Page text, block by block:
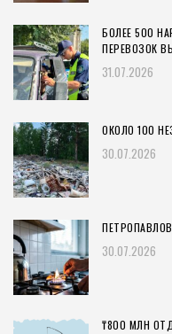
БОЛЕЕ 500
ПЕРЕВОЗОК
31.07.2026
ОКОЛО 100
30.07.2026
30.07.2026
₸800 МЛН